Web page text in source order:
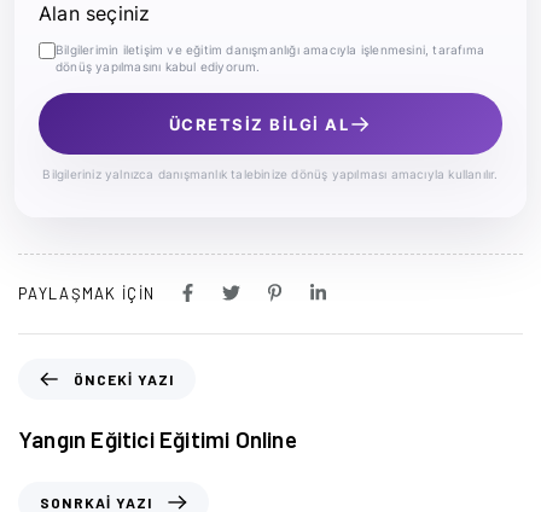
Alan seçiniz
Bilgilerimin iletişim ve eğitim danışmanlığı amacıyla işlenmesini, tarafıma
dönüş yapılmasını kabul ediyorum.
ÜCRETSİZ BİLGİ AL→
Bilgileriniz yalnızca danışmanlık talebinize dönüş yapılması amacıyla kullanılır.
PAYLAŞMAK IÇIN
ÖNCEKI YAZI
Yangın Eğitici Eğitimi Online
SONRKAI YAZI